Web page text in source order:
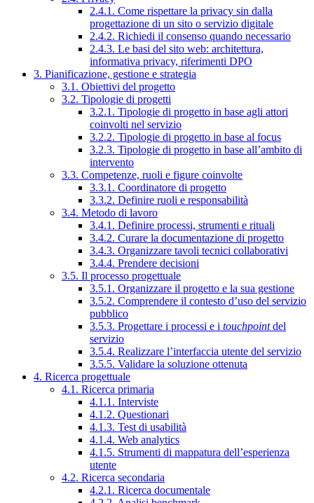
2.4.1. Come rispettare la privacy sin dalla
progettazione di un sito o servizio digitale
2.4.2. Richiedi il consenso quando necessario
2.4.3. Le basi del sito web: architettura,
informativa privacy, riferimenti DPO
3. Pianificazione, gestione e strategia
3.1. Obiettivi del progetto
3.2. Tipologie di progetti
3.2.1. Tipologie di progetto in base agli attori
coinvolti nel servizio
3.2.2. Tipologie di progetto in base al focus
3.2.3. Tipologie di progetto in base all’ambito di
intervento
3.3. Competenze, ruoli e figure coinvolte
3.3.1. Coordinatore di progetto
3.3.2. Definire ruoli e responsabilità
3.4. Metodo di lavoro
3.4.1. Definire processi, strumenti e rituali
3.4.2. Curare la documentazione di progetto
3.4.3. Organizzare tavoli tecnici collaborativi
3.4.4. Prendere decisioni
3.5. Il processo progettuale
3.5.1. Organizzare il progetto e la sua gestione
3.5.2. Comprendere il contesto d’uso del servizio
pubblico
3.5.3. Progettare i processi e i touchpointdel
servizio
3.5.4. Realizzare l’interfaccia utente del servizio
3.5.5. Validare la soluzione ottenuta
4. Ricerca progettuale
4.1. Ricerca primaria
4.1.1. Interviste
4.1.2. Questionari
4.1.3. Test di usabilità
4.1.4. Web analytics
4.1.5. Strumenti di mappatura dell’esperienza
utente
4.2. Ricerca secondaria
4.2.1. Ricerca documentale